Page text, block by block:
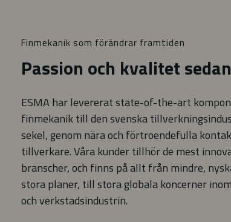
Finmekanik som förändrar framtiden
Passion och kvalitet
ESMA har levererat state-of-the-art
finmekanik till den svenska
sekel, genom nära och förtroendefulla
tillverkare. Våra kunder tillhör de mest
branscher, och finns på allt från mindre,
stora planer, till stora globala koncerner
och verkstadsindustrin.